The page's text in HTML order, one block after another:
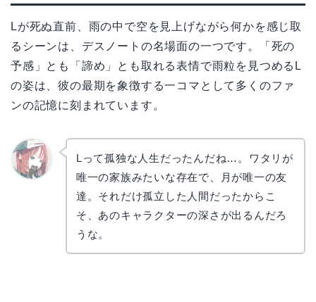
Lが死ぬ直前、雨の中で空を見上げながら何かを感じ取
るシーンは、デスノートの名場面の一つです。「死の
予感」とも「諦め」とも取れる表情で雨粒を見つめるL
の姿は、彼の最期を象徴する一コマとして多くのファ
ンの記憶に刻まれています。
Lって孤独な人生だったんだね…。ワタリが
唯一の家族みたいな存在で、月が唯一の友
達。それだけ孤立した人間だったからこ
そ、あのキャラクターの深さが出るんだろ
うな。